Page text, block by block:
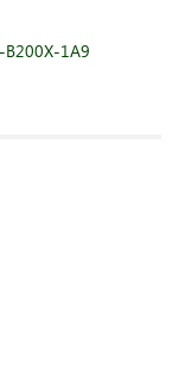
B200X-1A9